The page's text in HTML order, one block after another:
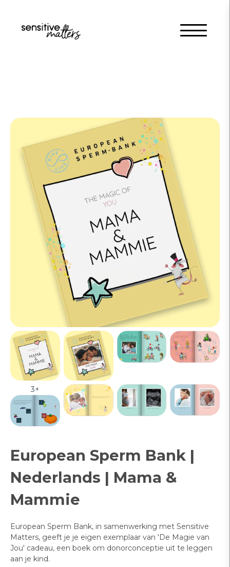
3+
European Sperm Bank |
Nederlands | Mama &
Mammie
European Sperm Bank, in samenwerking met Sensitive
Matters, geeft je je eigen exemplaar van 'De Magie van
Jou' cadeau, een boek om donorconceptie uit te leggen
aan je kind.